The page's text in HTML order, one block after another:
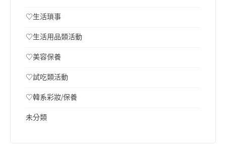
♡生活瑣事
♡生活用品類活動
♡美容保養
♡試吃類活動
♡韓系彩妝/保養
未分類